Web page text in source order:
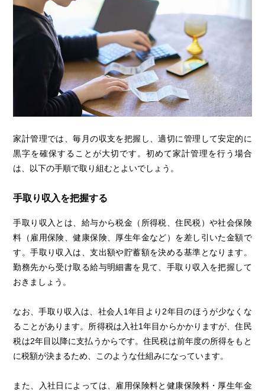
家計管理では、毎月の収支を把握し、適切に管理して安定的に
黒字を確保することが大切です。初めて家計管理を行う場合
は、以下の手順で取り組むとよいでしょう。
手取り収入を把握する
手取り収入とは、給与から税金（所得税、住民税）や社会保険
料（雇用保険、健康保険、厚生年金など）を差し引いた金額で
す。手取り収入は、支出額や貯蓄額を決める基準となります。
勤務先から受け取る給与明細書を見て、手取り収入を把握して
おきましょう。
なお、手取り収入は、社会人1年目より2年目のほうが少なくな
ることがあります。所得税は入社1年目からかかりますが、住民
税は2年目以降に支払うからです。住民税は前年度の所得をもと
に税額が決まるため、このような仕組みになっています。
また、入社日によっては、雇用保険料と健康保険料・厚生年金